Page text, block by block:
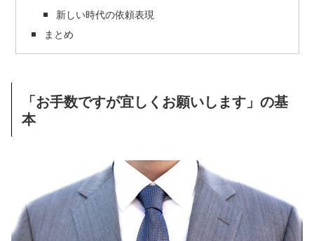
新しい時代の依頼表現
まとめ
「お手数ですが宜しくお願いします」の基
本